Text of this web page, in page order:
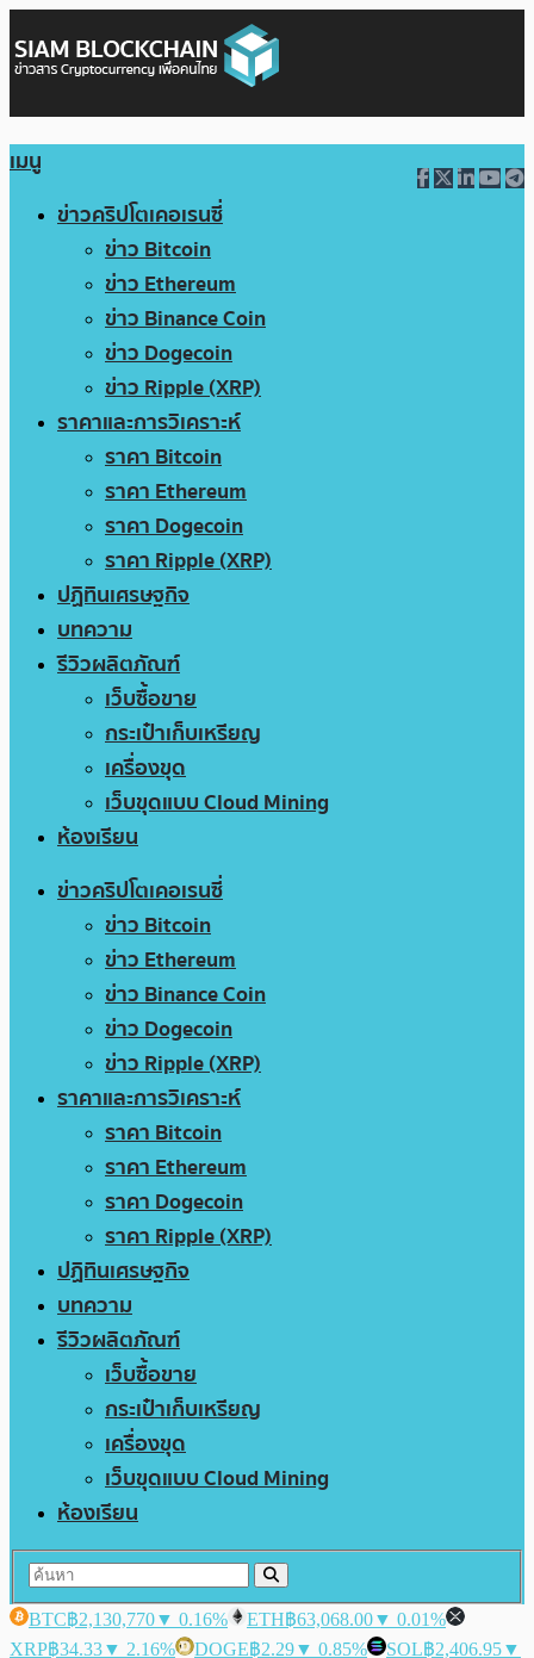
เมนู
ข่าวคริปโตเคอเรนซี่
ข่าว Bitcoin
ข่าว Ethereum
ข่าว Binance Coin
ข่าว Dogecoin
ข่าว Ripple (XRP)
ราคาและการวิเคราะห์
ราคา Bitcoin
ราคา Ethereum
ราคา Dogecoin
ราคา Ripple (XRP)
ปฏิทินเศรษฐกิจ
บทความ
รีวิวผลิตภัณฑ์
เว็บซื้อขาย
กระเป๋าเก็บเหรียญ
เครื่องขุด
เว็บขุดแบบ Cloud Mining
ห้องเรียน
ข่าวคริปโตเคอเรนซี่
ข่าว Bitcoin
ข่าว Ethereum
ข่าว Binance Coin
ข่าว Dogecoin
ข่าว Ripple (XRP)
ราคาและการวิเคราะห์
ราคา Bitcoin
ราคา Ethereum
ราคา Dogecoin
ราคา Ripple (XRP)
ปฏิทินเศรษฐกิจ
บทความ
รีวิวผลิตภัณฑ์
เว็บซื้อขาย
กระเป๋าเก็บเหรียญ
เครื่องขุด
เว็บขุดแบบ Cloud Mining
ห้องเรียน
BTC฿2,130,770▼ 0.16% ETH฿63,068.00▼ 0.01%
XRP฿34.33▼ 2.16% DOGE฿2.29▼ 0.85% SOL฿2,406.95▼